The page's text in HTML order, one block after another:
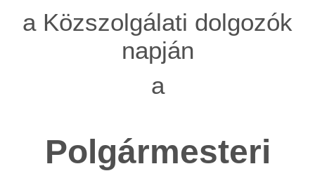
a Közszolgálati dolgozók
napján
a
Polgármesteri